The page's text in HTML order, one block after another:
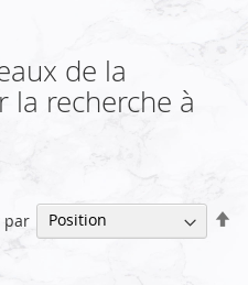
de la
la recherche à
par